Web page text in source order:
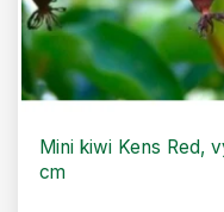
Mini kiwi Kens Red,
cm